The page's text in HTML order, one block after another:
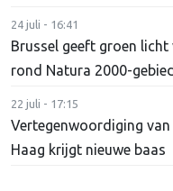
24 juli - 16:41
Brussel geeft groen
rond Natura 2000-
22 juli - 17:15
Vertegenwoordiging van
Haag krijgt nieuwe baas